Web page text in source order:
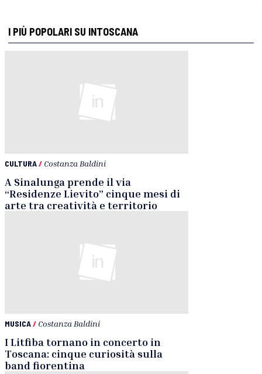
I PIÙ POPOLARI SU INTOSCANA
CULTURA/ Costanza Baldini
A Sinalunga prende il via
“Residenze Lievito” cinque mesi di
arte tra creatività e territorio
MUSICA/ Costanza Baldini
I Litfiba tornano in concerto in
Toscana: cinque curiosità sulla
band fiorentina